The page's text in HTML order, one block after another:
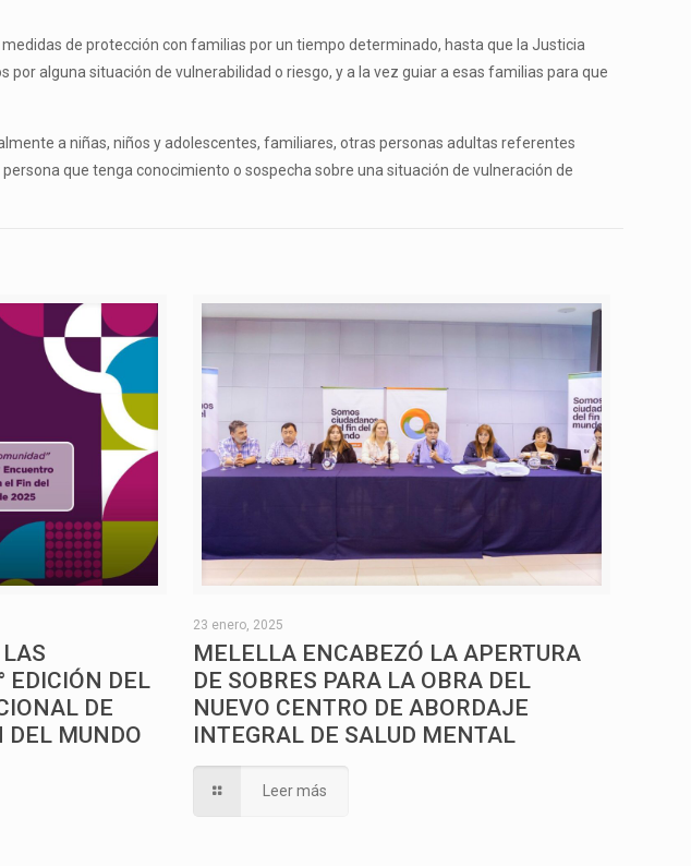
de protección con familias por un tiempo determinado, hasta que la Justicia
alguna situación de vulnerabilidad o riesgo, y a la vez guiar a esas familias para que
a niñas, niños y adolescentes, familiares, otras personas adultas referentes
que tenga conocimiento o sospecha sobre una situación de vulneración de
EDICIÓN DEL
DE
DEL MUNDO
23 enero, 2025
MELELLA ENCABEZÓ LA APERTURA
DE SOBRES PARA LA OBRA DEL
NUEVO CENTRO DE ABORDAJE
INTEGRAL DE SALUD MENTAL
Leer más